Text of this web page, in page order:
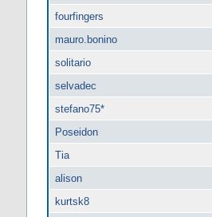
fourfingers
mauro.bonino
solitario
selvadec
stefano75*
Poseidon
Tia
alison
kurtsk8